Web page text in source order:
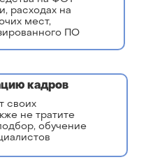
расходах на
мест,
ПО
своих
не тратите
обучение
кадров